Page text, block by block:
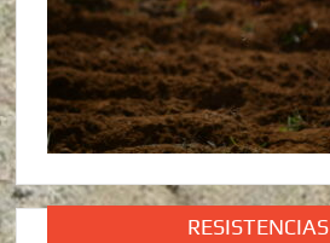
RESISTENCIAS